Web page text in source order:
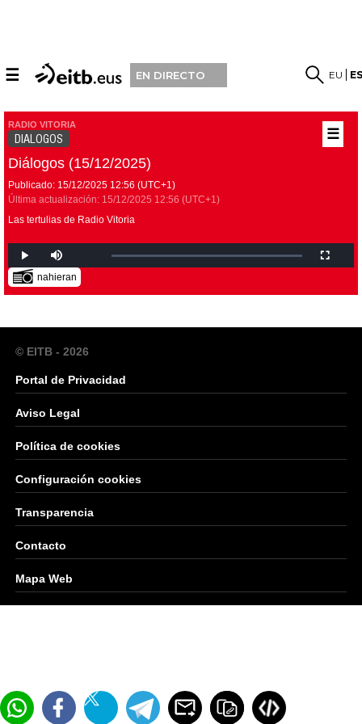
☰ EN DIRECTO EU
☰
RADIO VITORIA
DIALOGOS
Diálogos (15/12/2025)
Publicado: 15/12/2025 12:56 (UTC+1)
Última actualización: 15/12/2025 12:56 (UTC+1)
Las tertulias de Radio Vitoria
nahieran
© EITB - 2026
Portal de Privacidad
Aviso Legal
Política de cookies
Configuración cookies
Transparencia
Contacto
Mapa Web